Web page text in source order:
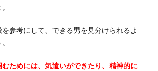
参考にして、できる男を見分けられるよ
ためには、気遣いができたり、精神的に